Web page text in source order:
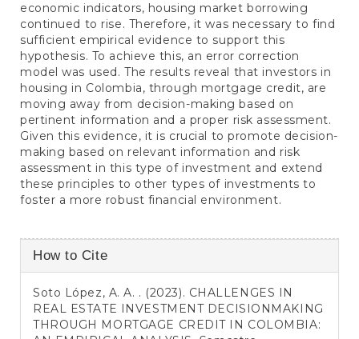
economic indicators, housing market borrowing
continued to rise. Therefore, it was necessary to find
sufficient empirical evidence to support this
hypothesis. To achieve this, an error correction
model was used. The results reveal that investors in
housing in Colombia, through mortgage credit, are
moving away from decision-making based on
pertinent information and a proper risk assessment.
Given this evidence, it is crucial to promote decision-
making based on relevant information and risk
assessment in this type of investment and extend
these principles to other types of investments to
foster a more robust financial environment.
Article
Details
How to Cite
Soto López, A. A. . (2023). CHALLENGES IN
REAL ESTATE INVESTMENT DECISIONMAKING
THROUGH MORTGAGE CREDIT IN COLOMBIA: